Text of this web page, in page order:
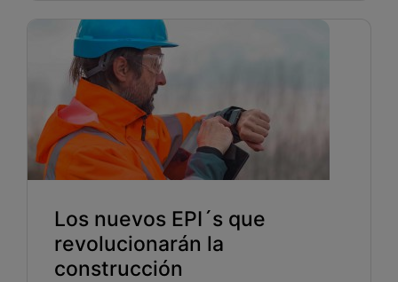
Los nuevos EPI´s que
revolucionarán la
construcción